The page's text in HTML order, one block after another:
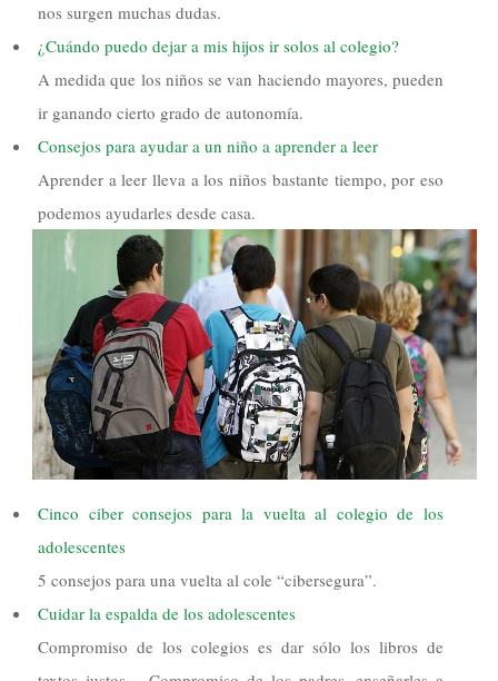
nos surgen muchas dudas.
¿Cuándo puedo dejar a mis hijos ir solos al colegio?
A medida que los niños se van haciendo mayores, pueden
ir ganando cierto grado de autonomía.
Consejos para ayudar a un niño a aprender a leer
Aprender a leer lleva a los niños bastante tiempo, por eso
podemos ayudarles desde casa.
Cinco ciber consejos para la vuelta al colegio de los
adolescentes
5 consejos para una vuelta al cole “cibersegura”.
Cuidar la espalda de los adolescentes
Compromiso de los colegios es dar sólo los libros de